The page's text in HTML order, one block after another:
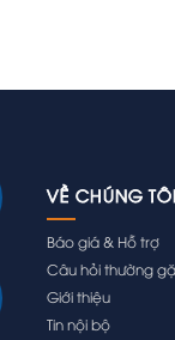
VỀ CHÚNG TÔI
Báo giá & Hỗ trợ
Câu hỏi thường
Giới thiệu
Tin nội bộ